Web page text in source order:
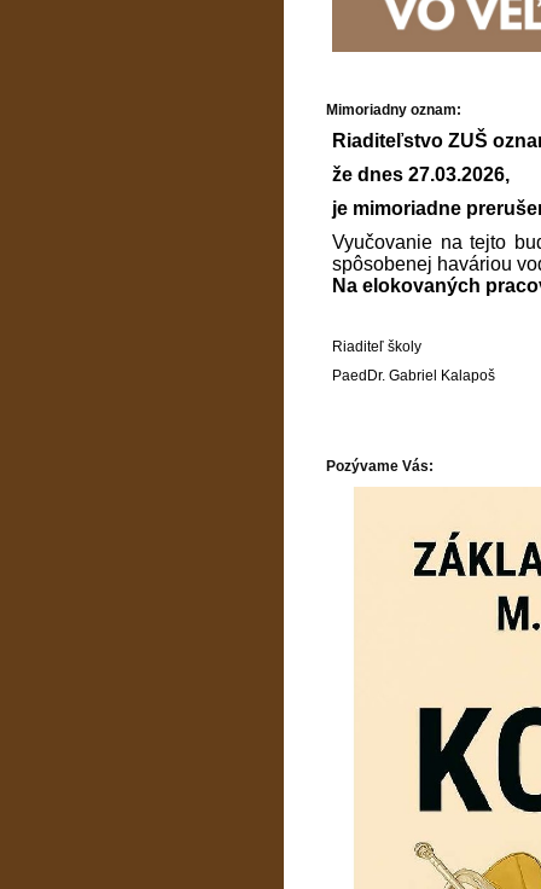
Mimoriadny oznam:
Riaditeľstvo ZUŠ
že dnes 27.03.2026,
je mimoriadne
Vyučovanie na tejto
spôsobenej haváriou
Na elokovaných
Riaditeľ školy
PaedDr. Gabriel Kalapoš
Pozývame Vás: